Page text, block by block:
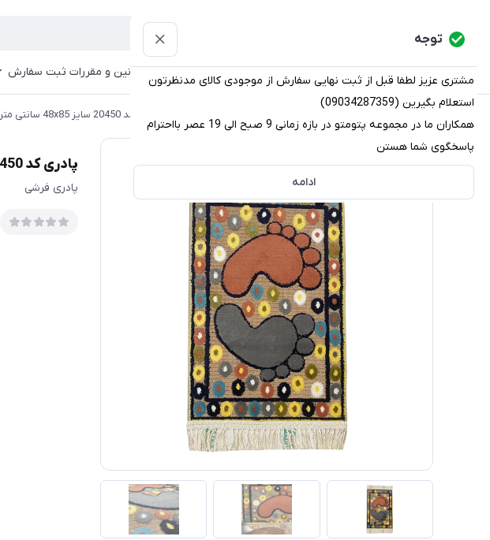
توجه
مشتری عزیز لطفا قبل از ثبت نهایی سفارش از موجودی کالای مدنظرتون
استعلام بگیرین (09034287359)
همکاران ما در مجموعه پتومتو در بازه زمانی 9 صبح الی 19 عصر بااحترام
پاسخگوی شما هستن
ادامه
دسته‌بندی کالاها خانه دسته بندی محصولات قوانین و مقررات ثبت سفارش
پادری کد 20450 سایز 48x85 سانتی متر
پادری کد 20450 سایز 48x85 سانتی متر
پادری فرشی